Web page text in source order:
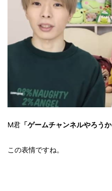
M君 「ゲームチャンネルやろう
この表情ですね。